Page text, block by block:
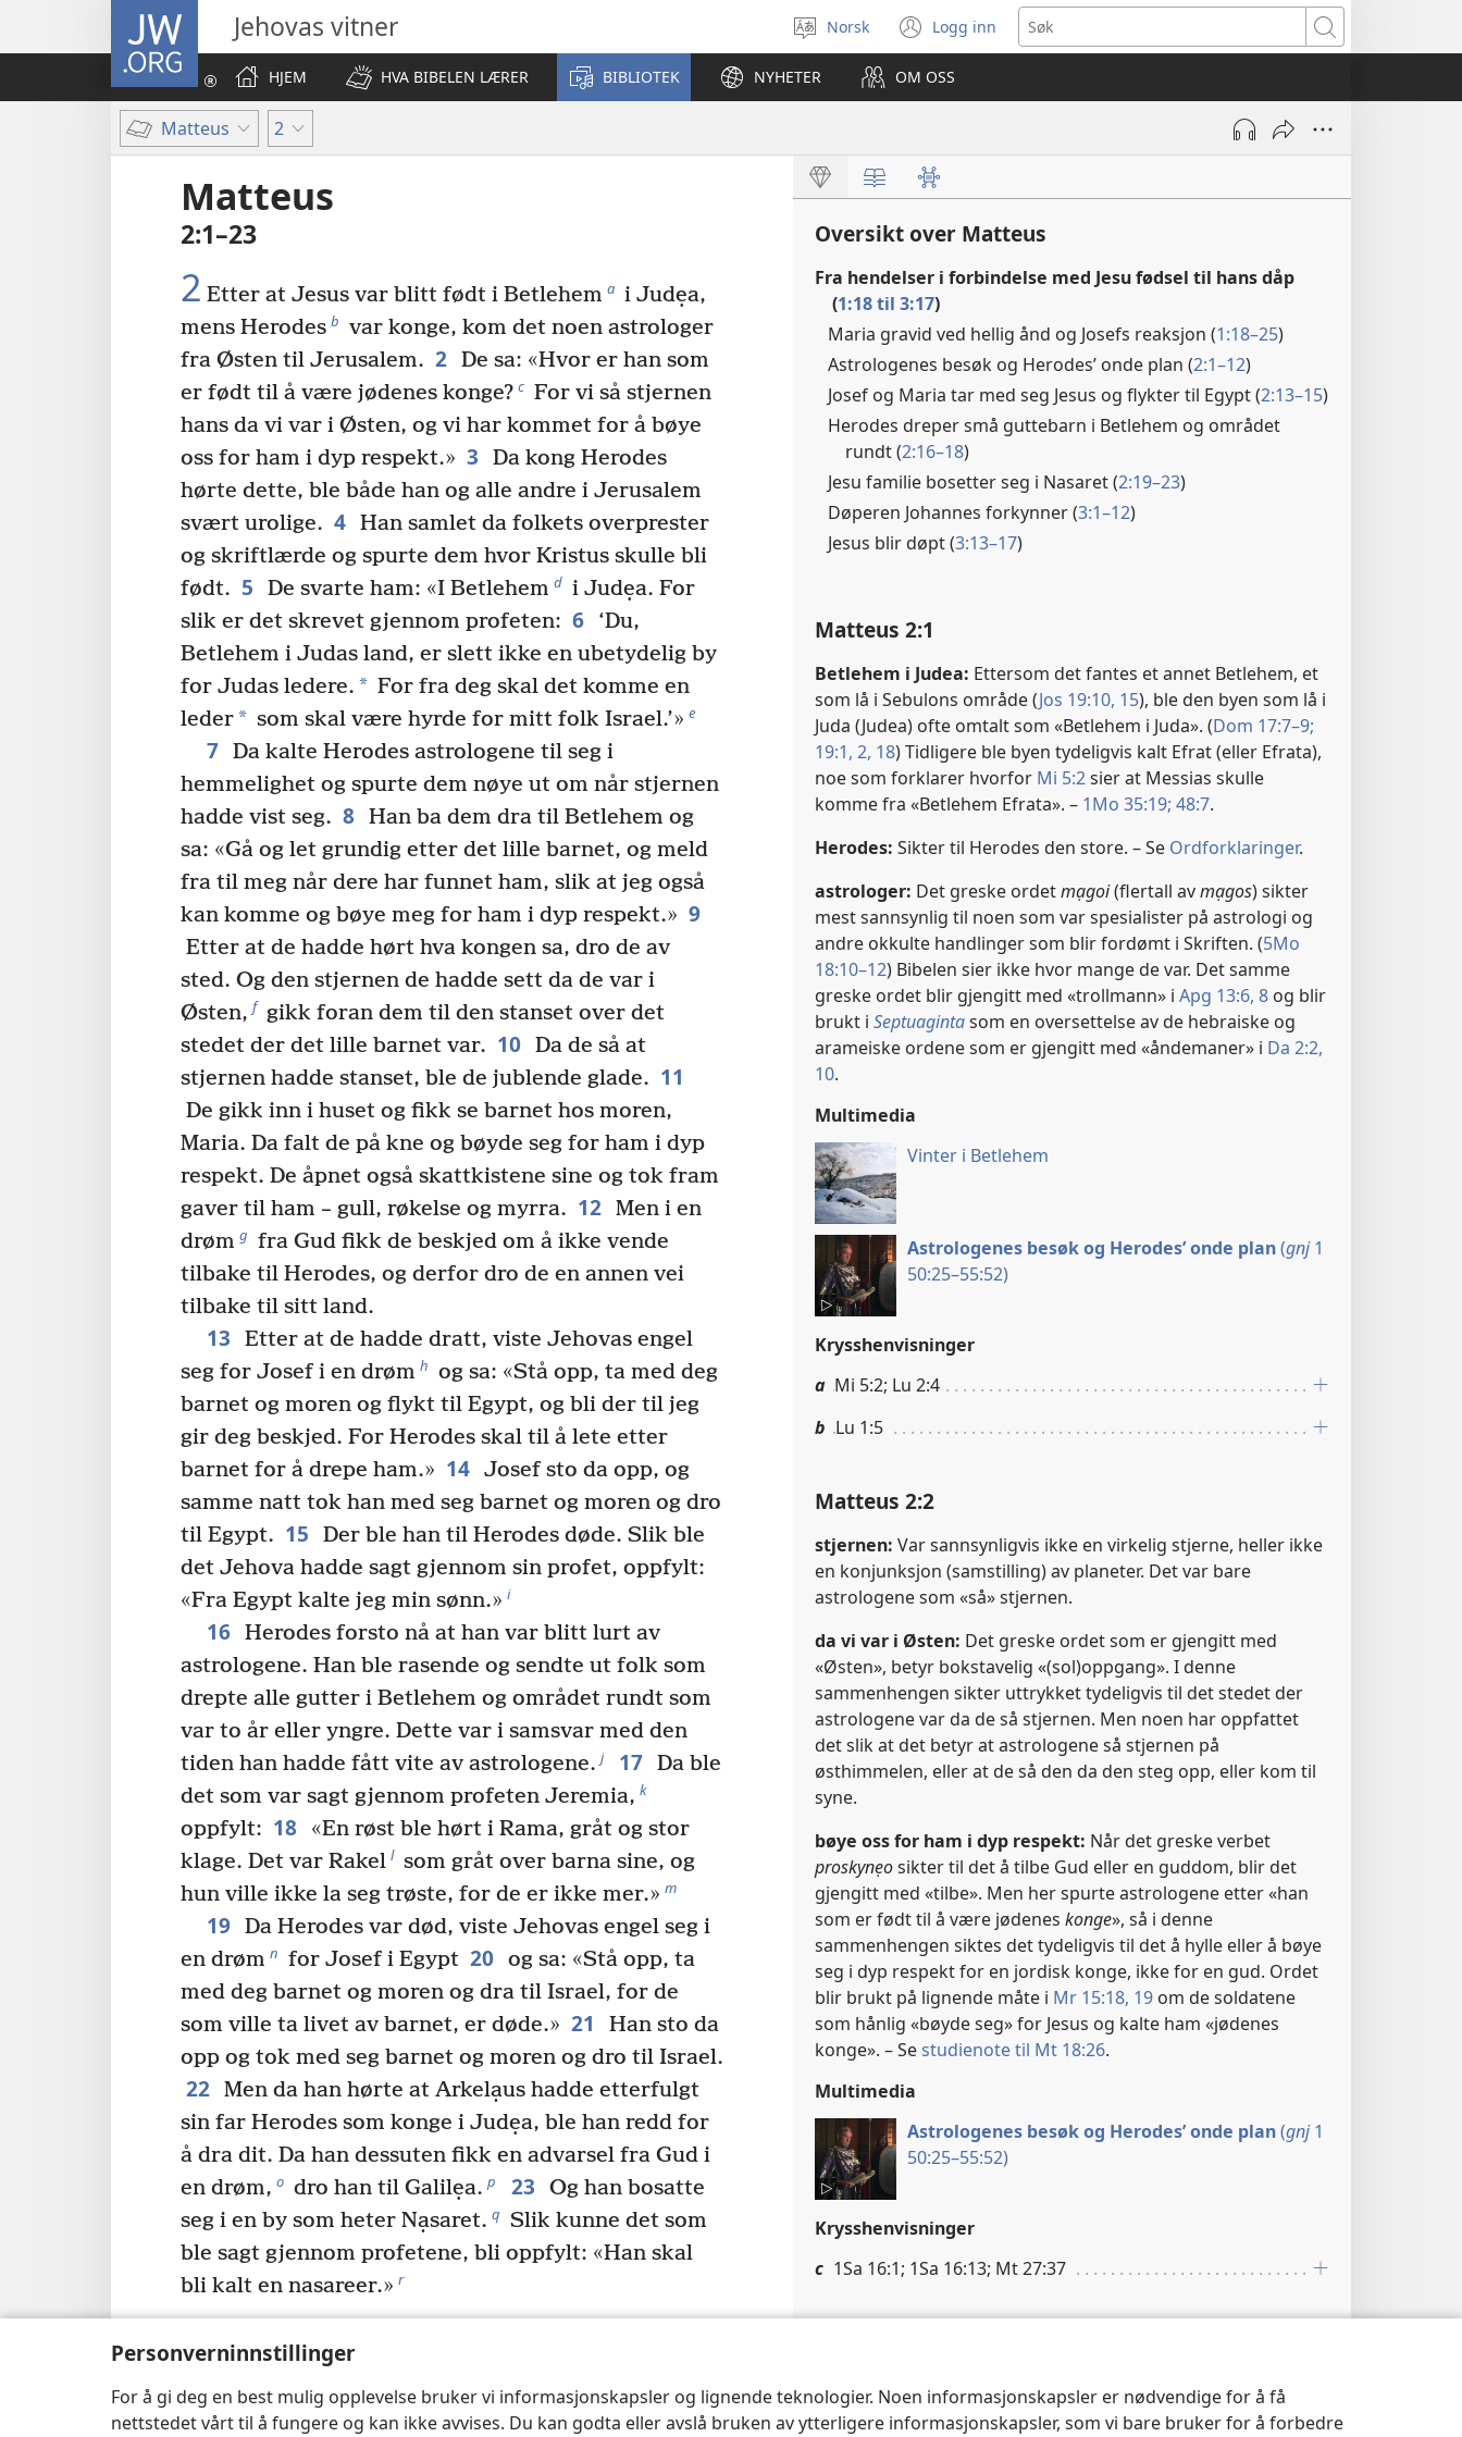
Personverninnstillinger
For å gi deg en best mulig opplevelse bruker vi informasjonskapsler og lignende teknologier. Noen informasjonskapsler er nødvendige for å få
nettstedet vårt til å fungere og kan ikke avvises. Du kan godta eller avslå bruken av ytterligere informasjonskapsler, som vi bare bruker for å forbedre
JW.ORG Jehovas vitner
Velg
språk
Norsk Logg inn
(åpner
nytt
vindu)
Søk
HJEM
HVA BIBELEN LÆRER BIBLIOTEK NYHETER OM OSS
Matteus 2
Matteus
2:1–23
2 Etter at Jesus var blitt født i Betlehem a i Judẹa,
mens Herodes b var konge, kom det noen astrologer
fra Østen til Jerusalem. 2 De sa: «Hvor er han som
er født til å være jødenes konge? c For vi så stjernen
hans da vi var i Østen, og vi har kommet for å bøye
oss for ham i dyp respekt.» 3
Da kong Herodes
hørte dette, ble både han og alle andre i Jerusalem
svært urolige. 4 Han samlet da folkets overprester
og skriftlærde og spurte dem hvor Kristus skulle bli
født. 5 De svarte ham: «I Betlehem d i Judẹa. For
slik er det skrevet gjennom profeten: 6
‘Du,
Betlehem i Judas land, er slett ikke en ubetydelig by
for Judas ledere. * For fra deg skal det komme en
leder* som skal være hyrde for mitt folk Israel.’» e
7 Da kalte Herodes astrologene til seg i
hemmelighet og spurte dem nøye ut om når stjernen
hadde vist seg. 8 Han ba dem dra til Betlehem og
sa: «Gå og let grundig etter det lille barnet, og meld
fra til meg når dere har funnet ham, slik at jeg også
kan komme og bøye meg for ham i dyp respekt.» 9
Etter at de hadde hørt hva kongen sa, dro de av
sted. Og den stjernen de hadde sett da de var i
Østen, f gikk foran dem til den stanset over det
stedet der det lille barnet var. 10 Da de så at
stjernen hadde stanset, ble de jublende glade. 11
De gikk inn i huset og fikk se barnet hos moren,
Maria. Da falt de på kne og bøyde seg for ham i dyp
respekt. De åpnet også skattkistene sine og tok fram
gaver til ham – gull, røkelse og myrra. 12 Men i en
drøm g fra Gud fikk de beskjed om å ikke vende
tilbake til Herodes, og derfor dro de en annen vei
tilbake til sitt land.
13
Etter at de hadde dratt, viste Jehovas engel
seg for Josef i en drøm h og sa: «Stå opp, ta med deg
barnet og moren og flykt til Egypt, og bli der til jeg
gir deg beskjed. For Herodes skal til å lete etter
barnet for å drepe ham.» 14 Josef sto da opp, og
samme natt tok han med seg barnet og moren og dro
til Egypt. 15
Der ble han til Herodes døde. Slik ble
det Jehova hadde sagt gjennom sin profet, oppfylt:
«Fra Egypt kalte jeg min sønn.» i
16 Herodes forsto nå at han var blitt lurt av
astrologene. Han ble rasende og sendte ut folk som
drepte alle gutter i Betlehem og området rundt som
var to år eller yngre. Dette var i samsvar med den
tiden han hadde fått vite av astrologene. j 17 Da ble
det som var sagt gjennom profeten Jeremia, k
oppfylt: 18
«En røst ble hørt i Rama, gråt og stor
klage. Det var Rakel l som gråt over barna sine, og
hun ville ikke la seg trøste, for de er ikke mer.» m
19 Da Herodes var død, viste Jehovas engel seg i
en drøm n for Josef i Egypt 20 og sa: «Stå opp, ta
med deg barnet og moren og dra til Israel, for de
som ville ta livet av barnet, er døde.» 21
Han sto da
opp og tok med seg barnet og moren og dro til Israel.
22 Men da han hørte at Arkelạus hadde etterfulgt
sin far Herodes som konge i Judẹa, ble han redd for
å dra dit. Da han dessuten fikk en advarsel fra Gud i
en drøm, o dro han til Galilẹa. p 23
Og han bosatte
seg i en by som heter Nạsaret. q Slik kunne det som
ble sagt gjennom profetene, bli oppfylt: «Han skal
bli kalt en nasareer.» r
Oversikt over Matteus
Fra hendelser i forbindelse med Jesu fødsel til hans dåp
(1:18 til 3:17)
Maria gravid ved hellig ånd og Josefs reaksjon (1:18–25)
Astrologenes besøk og Herodes’ onde plan (2:1–12)
Josef og Maria tar med seg Jesus og flykter til Egypt (2:13–15)
Herodes dreper små guttebarn i Betlehem og området
rundt (2:16–18)
Jesu familie bosetter seg i Nasaret (2:19–23)
Døperen Johannes forkynner (3:1–12)
Jesus blir døpt (3:13–17)
Matteus 2:1
Betlehem i Judea: Ettersom det fantes et annet Betlehem, et
som lå i Sebulons område (Jos 19:10, 15), ble den byen som lå i
Juda (Judea) ofte omtalt som «Betlehem i Juda». (Dom 17:7–9;
19:1, 2, 18) Tidligere ble byen tydeligvis kalt Efrat (eller Efrata),
noe som forklarer hvorfor Mi 5:2sier at Messias skulle
komme fra «Betlehem Efrata». – 1Mo 35:19; 48:7.
Herodes: Sikter til Herodes den store. – Se Ordforklaringer.
astrologer: Det greske ordetmạgoi(flertall avmạgos) sikter
mest sannsynlig til noen som var spesialister på astrologi og
andre okkulte handlinger som blir fordømt i Skriften. (5Mo
18:10–12) Bibelen sier ikke hvor mange de var. Det samme
greske ordet blir gjengitt med «trollmann» i Apg 13:6, 8 og blir
brukt i Septuagintasom en oversettelse av de hebraiske og
arameiske ordene som er gjengitt med «åndemaner» i Da 2:2,
10.
Multimedia
Vinter i Betlehem
Astrologenes besøk og Herodes’ onde plan(gnj1
50:25–55:52)
Krysshenvisninger
a Mi 5:2; Lu 2:4
b Lu 1:5
Matteus 2:2
stjernen: Var sannsynligvis ikke en virkelig stjerne, heller ikke
en konjunksjon (samstilling) av planeter. Det var bare
astrologene som «så» stjernen.
da vi var i Østen: Det greske ordet som er gjengitt med
«Østen», betyr bokstavelig «(sol)oppgang». I denne
sammenhengen sikter uttrykket tydeligvis til det stedet der
astrologene var da de så stjernen. Men noen har oppfattet
det slik at det betyr at astrologene så stjernen på
østhimmelen, eller at de så den da den steg opp, eller kom til
syne.
bøye oss for ham i dyp respekt: Når det greske verbet
proskynẹosikter til det å tilbe Gud eller en guddom, blir det
gjengitt med «tilbe». Men her spurte astrologene etter «han
som er født til å være jødenes konge», så i denne
sammenhengen siktes det tydeligvis til det å hylle eller å bøye
seg i dyp respekt for en jordisk konge, ikke for en gud. Ordet
blir brukt på lignende måte i Mr 15:18, 19 om de soldatene
som hånlig «bøyde seg» for Jesus og kalte ham «jødenes
konge». – Sestudienote til Mt 18:26.
Multimedia
Astrologenes besøk og Herodes’ onde plan(gnj1
50:25–55:52)
Krysshenvisninger
c 1Sa 16:1; 1Sa 16:13; Mt 27:37
Multimedia
Astrologenes besøk og Herodes’ onde plan(gnj1